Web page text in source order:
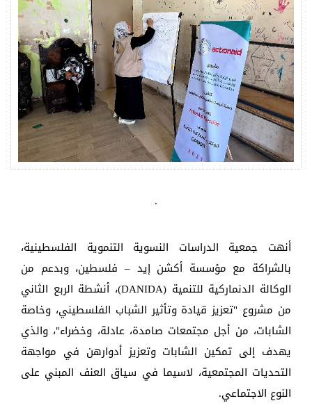
.
أنهت جمعية الدراسات النسوية التنموية الفلسطينية،
بالشراكة مع مؤسسة أكشن إيد – فلسطين، وبدعم من
الوكالة الدنماركية للتنمية (DANIDA)، أنشطة الربع الثاني
من مشروع "تعزيز قيادة وتأثير الشباب الفلسطيني، وخاصة
الشابات، من أجل مجتمعات صامدة، عادلة، وخضراء"، والذي
يهدف إلى تمكين الشابات وتعزيز أدوارهن في مواجهة
التحديات المجتمعية، لاسيما في سياق العنف المبني على
النوع الاجتماعي.